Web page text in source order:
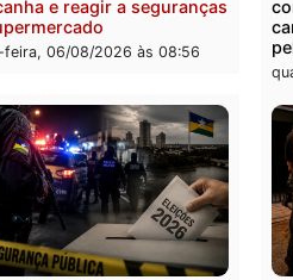
Polícia
Três suspeitos ligados a facção
veículos em Porto Velho
quinta-feira, 06/08/2026 às 09:05